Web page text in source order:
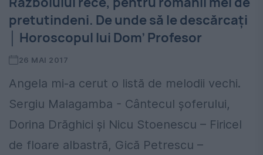
pretutindeni. De unde să le descărcați
│ Horoscopul lui Dom’ Profesor
26 MAI 2017
Angela mi-a cerut o listă de melodii vechi.
Sergiu Malagamba - Cântecul șoferului,
Dorina Drăghici și Nicu Stoenescu – Firicel
de floare albastră, Gică Petrescu –